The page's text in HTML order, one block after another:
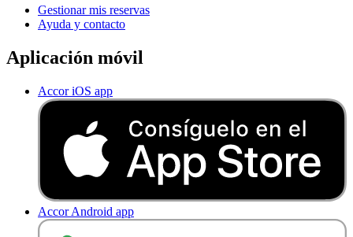
Gestionar mis reservas
Ayuda y contacto
Aplicación móvil
Accor iOS app
Accor Android app